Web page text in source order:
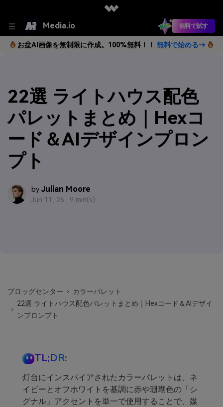
Media.io 無料で試す
お盆AI画像を無制限に作成。100%無料！！ 無料で始める→
22選 ライトハウス配色
パレットまとめ｜Hexコ
ード＆AIデザインプロン
プト
by Julian Moore
Jun 11, 26 · 9 min(s)
ブロッグセンター
カラーパレット
22選 ライトハウス配色パレットまとめ｜Hexコード＆AIデザイ
ンプロンプト
TL;DR:
灯台にインスパイアされたカラーパレットは、ネ
イビーとオフホワイトを基調に赤や珊瑚色の「シ
グナル」アクセントを単一で使用することで、媒